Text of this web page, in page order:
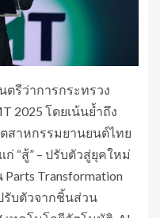
รีว่าการกระทรวง
2025 โดยเน้นย้ำถึง
สาหกรรมยานยนต์ไทย
ก่ “สู้” – ปรับตัวสู่ยุคใหม่
Transformation
รับตัวจากชิ้นส่วน